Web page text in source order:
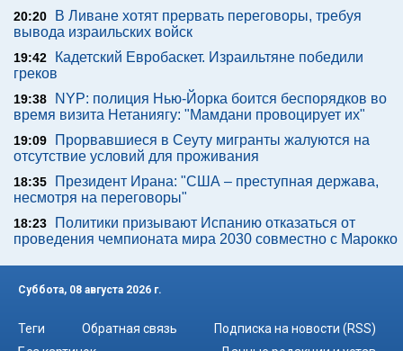
20:20
В Ливане хотят прервать переговоры, требуя
вывода израильских войск
19:42
Кадетский Евробаскет. Израильтяне победили
греков
19:38
NYP: полиция Нью-Йорка боится беспорядков во
время визита Нетаниягу: "Мамдани провоцирует их"
19:09
Прорвавшиеся в Сеуту мигранты жалуются на
отсутствие условий для проживания
18:35
Президент Ирана: "США – преступная держава,
несмотря на переговоры"
18:23
Политики призывают Испанию отказаться от
проведения чемпионата мира 2030 совместно с Марокко
Суббота, 08 августа 2026 г.
Теги Обратная связь
Подписка на новости (RSS)